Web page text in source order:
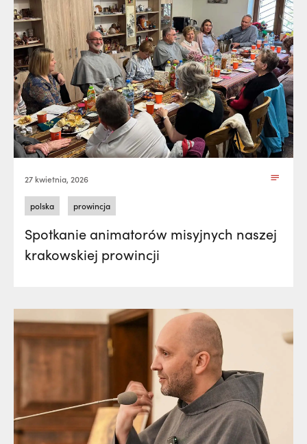
27 kwietnia, 2026
polska prowincja
Spotkanie animatorów misyjnych naszej
krakowskiej prowincji